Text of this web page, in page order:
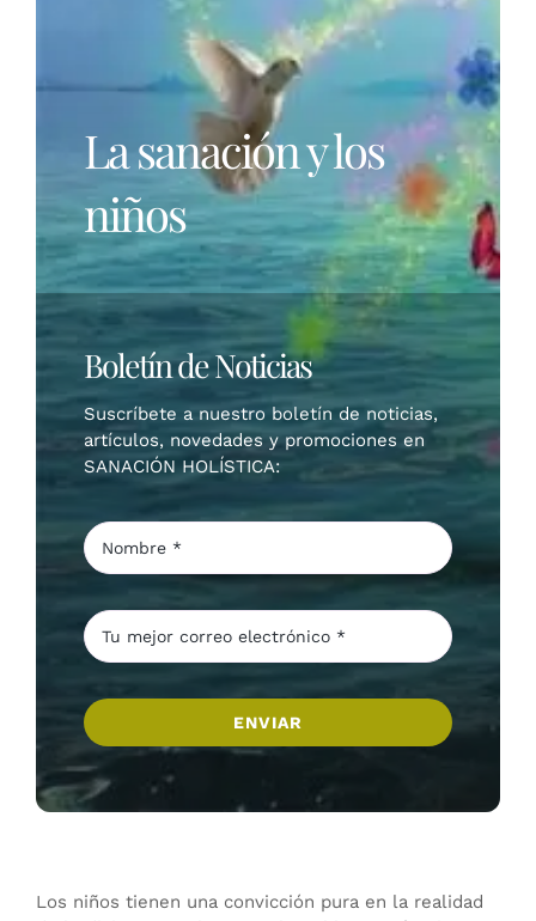
La sanación y los
niños
Boletín de Noticias
Suscríbete a nuestro boletín de noticias,
artículos, novedades y promociones en
SANACIÓN HOLÍSTICA:
ENVIAR
Los niños tienen una convicción pura en la realidad